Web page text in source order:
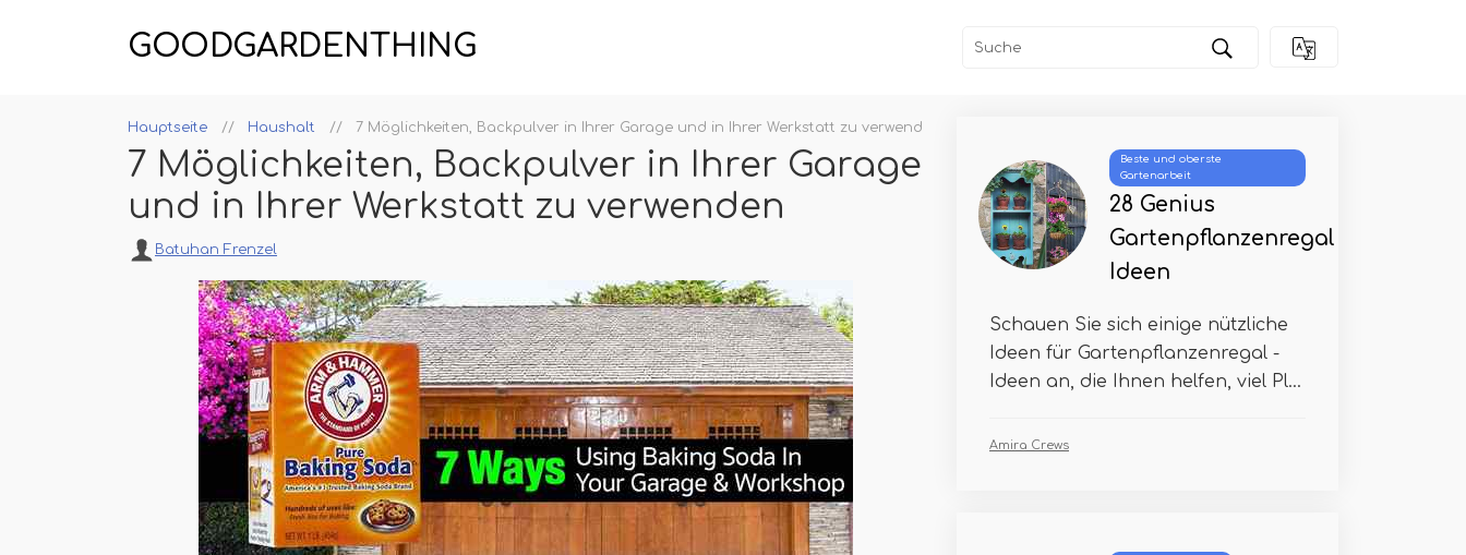
GOODGARDENTHING
Hauptseite Haushalt 7 Möglichkeiten, Backpulver in Ihrer Garage und in Ihrer Werkstatt zu verwenden
7 Möglichkeiten, Backpulver in Ihrer Garage
und in Ihrer Werkstatt zu verwenden
Batuhan Frenzel
Beste und oberste
Gartenarbeit
28 Genius
Gartenpflanzenregal
Ideen
Schauen Sie sich einige nützliche
Ideen für Gartenpflanzenregal -
Ideen an, die Ihnen helfen, viel Pl...
Amira Crews